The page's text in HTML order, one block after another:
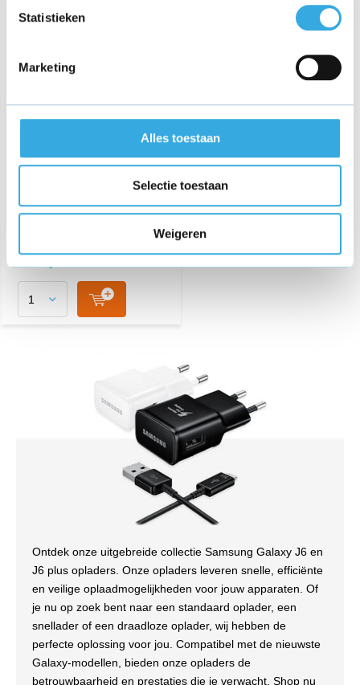
Statistieken
Marketing
Alles toestaan
Selectie toestaan
Weigeren
Samsung autolader 2
poort Snellader - 45W -
€ 26,95
Ontdek onze uitgebreide collectie Samsung Galaxy J6 en
J6 plus opladers. Onze opladers leveren snelle, efficiënte
en veilige oplaadmogelijkheden voor jouw apparaten. Of
je nu op zoek bent naar een standaard oplader, een
snellader of een draadloze oplader, wij hebben de
perfecte oplossing voor jou. Compatibel met de nieuwste
Galaxy-modellen, bieden onze opladers de
betrouwbaarheid en prestaties die je verwacht. Shop nu